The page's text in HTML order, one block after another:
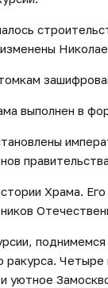
выполнен в
Храма.
ракурса.
уютное